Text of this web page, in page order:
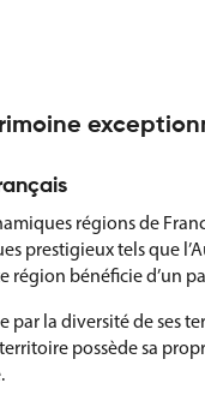
régions de
prestigieux tels que
région bénéficie
la diversité de ses
possède sa